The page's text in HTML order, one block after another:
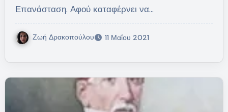
Επανάσταση. Αφού καταφέρνει να…
Ζωή Δρακοπούλου 11 Μαΐου 2021